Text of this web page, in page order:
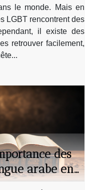
le monde. Mais en
LGBT rencontrent des
il existe des
retrouver facilement,
des
arabe en
?